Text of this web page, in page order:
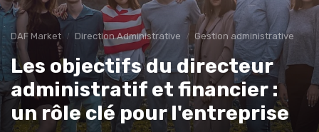
DAF Market Direction Administrative Gestion administrative
Les objectifs du directeur
administratif et financier :
un rôle clé pour l'entreprise